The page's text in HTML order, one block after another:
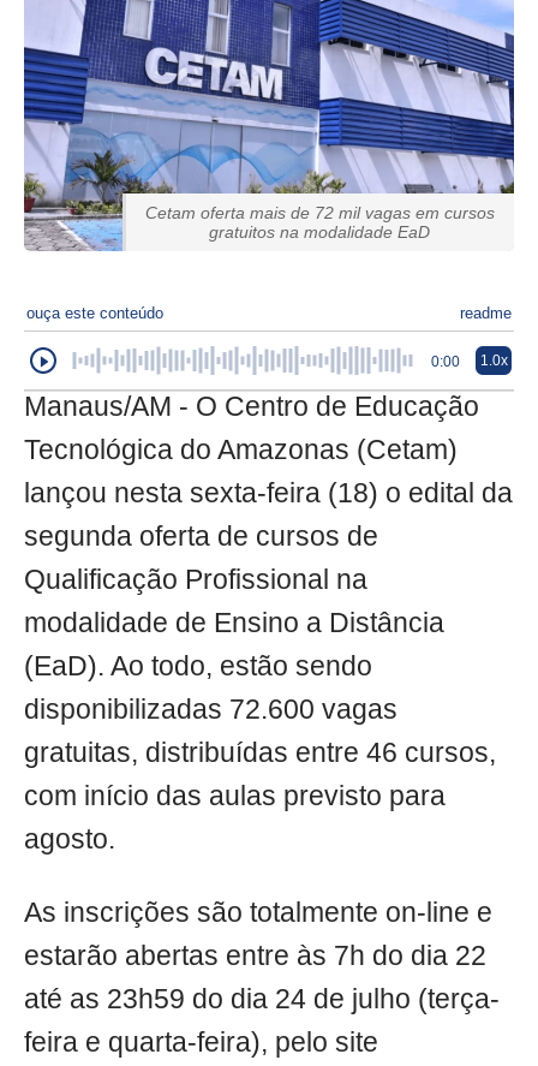
Cetam oferta mais de 72 mil vagas em cursos
gratuitos na modalidade EaD
ouça este conteúdo readme
0:00 1.0x
Manaus/AM - O Centro de Educação
Tecnológica do Amazonas (Cetam)
lançou nesta sexta-feira (18) o edital da
segunda oferta de cursos de
Qualificação Profissional na
modalidade de Ensino a Distância
(EaD). Ao todo, estão sendo
disponibilizadas 72.600 vagas
gratuitas, distribuídas entre 46 cursos,
com início das aulas previsto para
agosto.
As inscrições são totalmente on-line e
estarão abertas entre às 7h do dia 22
até as 23h59 do dia 24 de julho (terça-
feira e quarta-feira), pelo site